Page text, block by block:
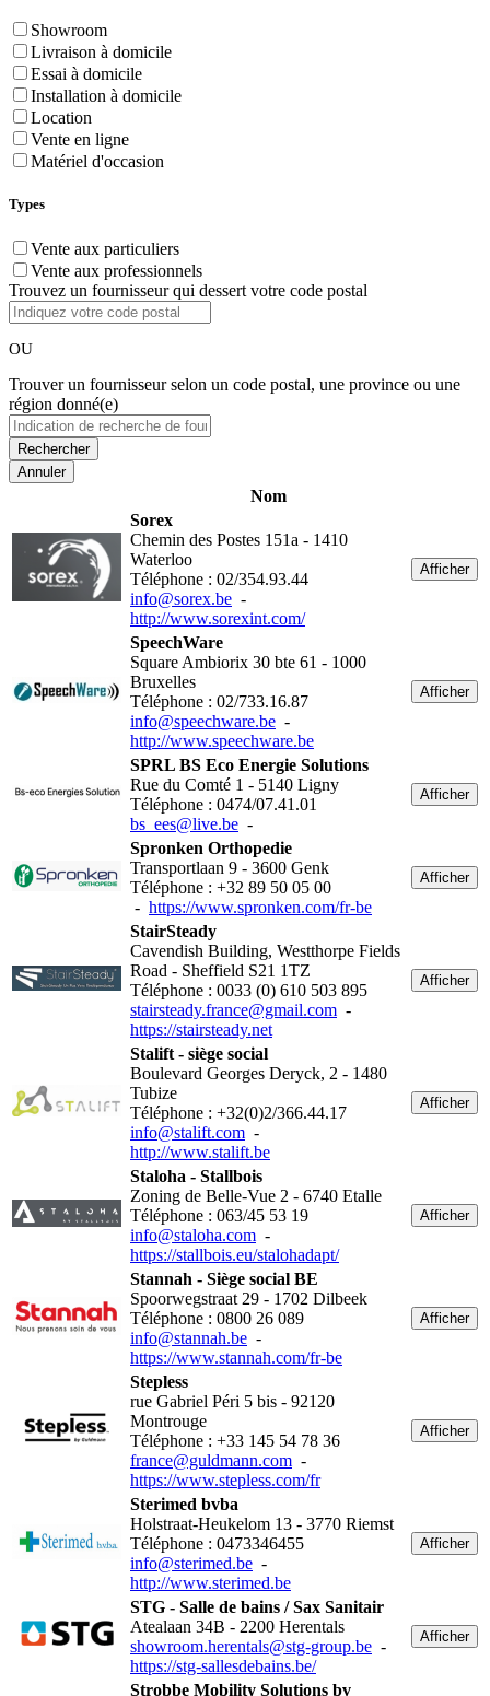
Showroom
Livraison à domicile
Essai à domicile
Installation à domicile
Location
Vente en ligne
Matériel d'occasion
Types
Vente aux particuliers
Vente aux professionnels
Trouvez un fournisseur qui dessert votre code postal
OU
Trouver un fournisseur selon un code postal, une province ou une
région donné(e)
Annuler
Nom
Sorex
Chemin des Postes 151a - 1410
Waterloo
Téléphone : 02/354.93.44
info@sorex.be -
http://www.sorexint.com/
Afficher
SpeechWare
Square Ambiorix 30 bte 61 - 1000
Bruxelles
Téléphone : 02/733.16.87
info@speechware.be -
http://www.speechware.be
Afficher
SPRL BS Eco Energie Solutions
Rue du Comté 1 - 5140 Ligny
Téléphone : 0474/07.41.01
bs_ees@live.be -
Afficher
Spronken Orthopedie
Transportlaan 9 - 3600 Genk
Téléphone : +32 89 50 05 00
- https://www.spronken.com/fr-be
Afficher
StairSteady
Cavendish Building, Westthorpe Fields
Road - Sheffield S21 1TZ
Téléphone : 0033 (0) 610 503 895
stairsteady.france@gmail.com -
https://stairsteady.net
Afficher
Stalift - siège social
Boulevard Georges Deryck, 2 - 1480
Tubize
Téléphone : +32(0)2/366.44.17
info@stalift.com -
http://www.stalift.be
Afficher
Staloha - Stallbois
Zoning de Belle-Vue 2 - 6740 Etalle
Téléphone : 063/45 53 19
info@staloha.com -
https://stallbois.eu/stalohadapt/
Afficher
Stannah - Siège social BE
Spoorwegstraat 29 - 1702 Dilbeek
Téléphone : 0800 26 089
info@stannah.be -
https://www.stannah.com/fr-be
Afficher
Stepless
rue Gabriel Péri 5 bis - 92120
Montrouge
Téléphone : +33 145 54 78 36
france@guldmann.com -
https://www.stepless.com/fr
Afficher
Sterimed bvba
Holstraat-Heukelom 13 - 3770 Riemst
Téléphone : 0473346455
info@sterimed.be -
http://www.sterimed.be
Afficher
STG - Salle de bains / Sax Sanitair
Atealaan 34B - 2200 Herentals
showroom.herentals@stg-group.be -
https://stg-sallesdebains.be/
Afficher
Strobbe Mobility Solutions bv